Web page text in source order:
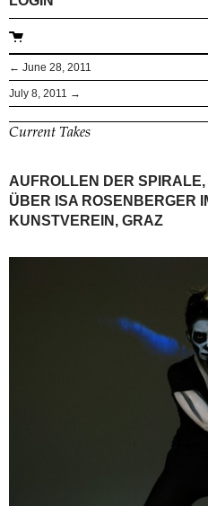
← June 28, 2011
July 8, 2011 →
Current Takes
AUFROLLEN DER
ÜBER ISA ROSENBERGER
KUNSTVEREIN, GRAZ